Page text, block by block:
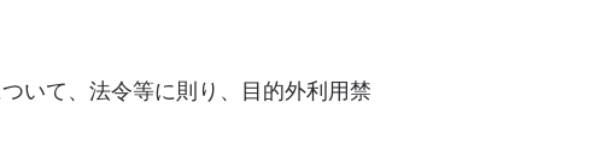
いて、法令等に則り、目的外利用禁